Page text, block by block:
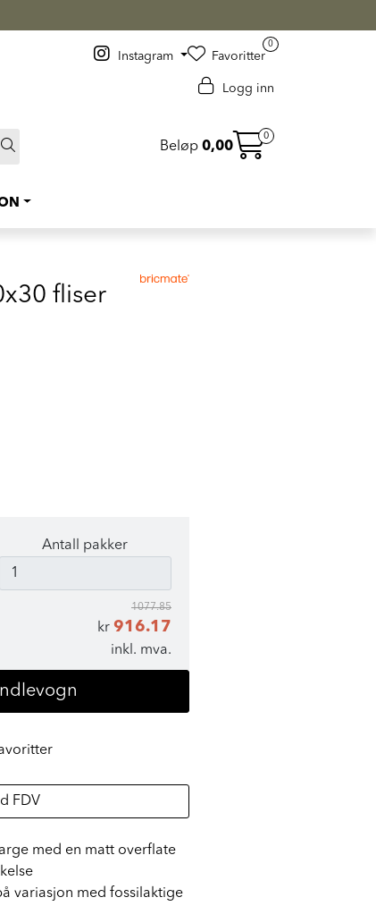
Instagram
0
Favoritter
Logg inn
Beløp 0,00
0
fliser
Antall pakker
1077.85
kr 916.17
inkl. mva.
FDV
med en matt overflate
variasjon med fossilaktige